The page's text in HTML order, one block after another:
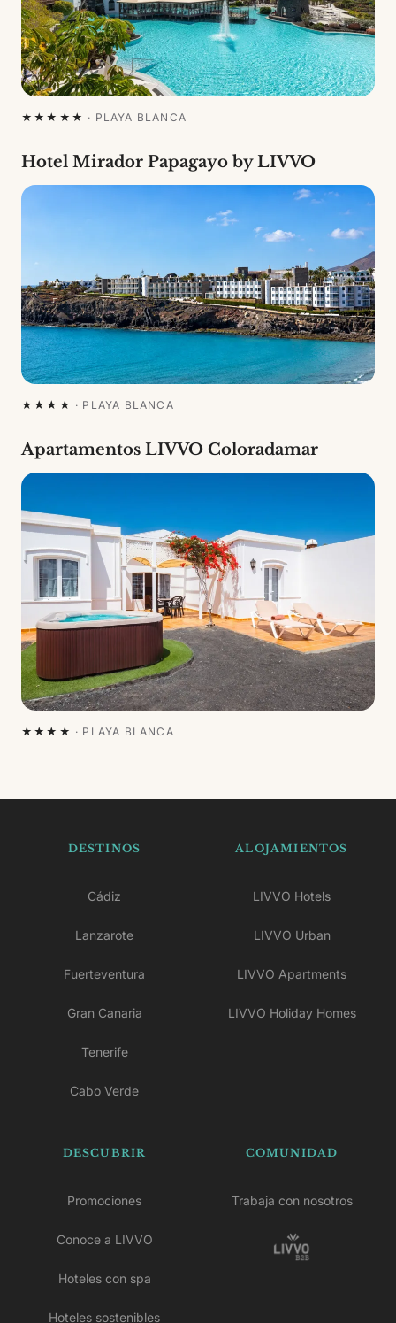
★★★★★ · PLAYA BLANCA
Hotel Mirador Papagayo by LIVVO
★★★★ · PLAYA BLANCA
Apartamentos LIVVO Coloradamar
★★★★ · PLAYA BLANCA
DESTINOS
Cádiz
Lanzarote
Fuerteventura
Gran Canaria
Tenerife
Cabo Verde
ALOJAMIENTOS
LIVVO Hotels
LIVVO Urban
LIVVO Apartments
LIVVO Holiday Homes
DESCUBRIR
Promociones
Conoce a LIVVO
Hoteles con spa
Hoteles sostenibles
COMUNIDAD
Trabaja con nosotros